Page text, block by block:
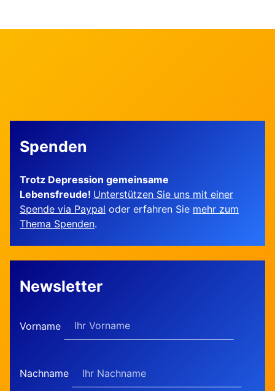
Spenden
Trotz Depression gemeinsame
Lebensfreude! Unterstützen Sie uns mit einer
Spende via Paypal oder erfahren Sie mehr zum
Thema Spenden.
Newsletter
Vorname
Nachname